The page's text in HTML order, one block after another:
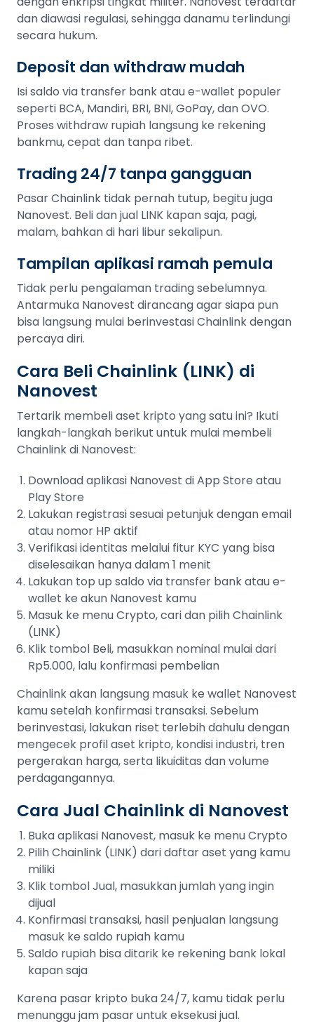
dan diawasi regulasi, sehingga danamu terlindungi
secara hukum.
Deposit dan withdraw mudah
Isi saldo via transfer bank atau e-wallet populer
seperti BCA, Mandiri, BRI, BNI, GoPay, dan OVO.
Proses withdraw rupiah langsung ke rekening
bankmu, cepat dan tanpa ribet.
Trading 24/7 tanpa gangguan
Pasar Chainlink tidak pernah tutup, begitu juga
Nanovest. Beli dan jual LINK kapan saja, pagi,
malam, bahkan di hari libur sekalipun.
Tampilan aplikasi ramah pemula
Tidak perlu pengalaman trading sebelumnya.
Antarmuka Nanovest dirancang agar siapa pun
bisa langsung mulai berinvestasi Chainlink dengan
percaya diri.
Cara Beli Chainlink (LINK) di
Nanovest
Tertarik membeli aset kripto yang satu ini? Ikuti
langkah-langkah berikut untuk mulai membeli
Chainlink di Nanovest:
Download aplikasi Nanovest di App Store atau
Play Store
Lakukan registrasi sesuai petunjuk dengan email
atau nomor HP aktif
Verifikasi identitas melalui fitur KYC yang bisa
diselesaikan hanya dalam 1 menit
Lakukan top up saldo via transfer bank atau e-
wallet ke akun Nanovest kamu
Masuk ke menu Crypto, cari dan pilih Chainlink
(LINK)
Klik tombol Beli, masukkan nominal mulai dari
Rp5.000, lalu konfirmasi pembelian
Chainlink akan langsung masuk ke wallet Nanovest
kamu setelah konfirmasi transaksi. Sebelum
berinvestasi, lakukan riset terlebih dahulu dengan
mengecek profil aset kripto, kondisi industri, tren
pergerakan harga, serta likuiditas dan volume
perdagangannya.
Cara Jual Chainlink di Nanovest
Buka aplikasi Nanovest, masuk ke menu Crypto
Pilih Chainlink (LINK) dari daftar aset yang kamu
miliki
Klik tombol Jual, masukkan jumlah yang ingin
dijual
Konfirmasi transaksi, hasil penjualan langsung
masuk ke saldo rupiah kamu
Saldo rupiah bisa ditarik ke rekening bank lokal
kapan saja
Karena pasar kripto buka 24/7, kamu tidak perlu
menunggu jam pasar untuk eksekusi jual.